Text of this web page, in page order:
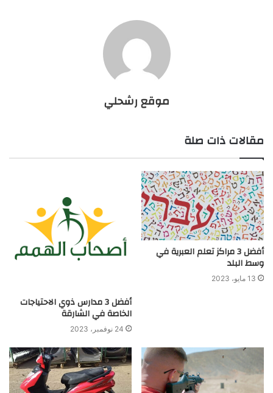
موقع رشحلي
مقالات ذات صلة
أفضل 3 مراكز تعلم العبرية في
وسط البلد
13 مايو، 2023
أفضل 3 مدارس ذوي الاحتياجات
الخاصة في الشارقة
24 نوفمبر، 2023